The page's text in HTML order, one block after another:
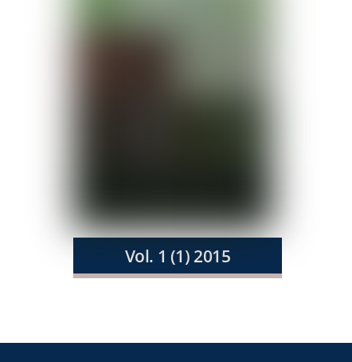
Vol. 1 (1) 2015